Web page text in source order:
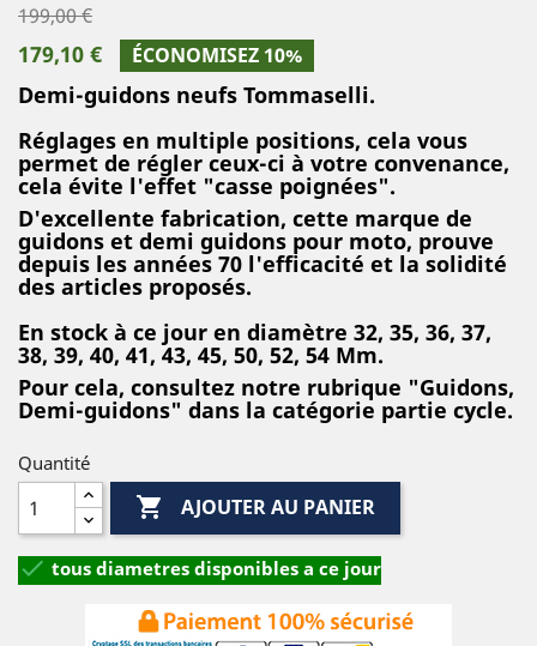
199,00 €
179,10 € ÉCONOMISEZ 10%
Demi-guidons neufs Tommaselli.
Réglages en multiple positions, cela vous
permet de régler ceux-ci à votre convenance,
cela évite l'effet "casse poignées".
D'excellente fabrication, cette marque de
guidons et demi guidons pour moto, prouve
depuis les années 70 l'efficacité et la solidité
des articles proposés.
En stock à ce jour en diamètre 32, 35, 36, 37,
38, 39, 40, 41, 43, 45, 50, 52, 54 Mm.
Pour cela, consultez notre rubrique "Guidons,
Demi-guidons" dans la catégorie partie cycle.
Quantité
 AJOUTER AU PANIER
 tous diametres disponibles a ce jour